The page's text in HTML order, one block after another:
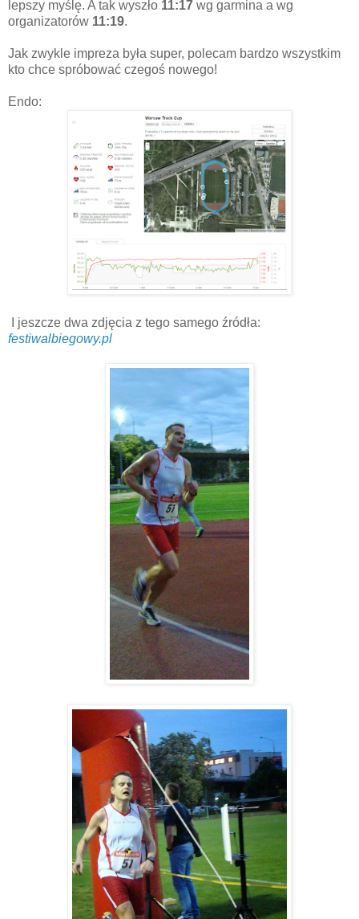
lepszy myślę. A tak wyszło 11:17 wg garmina a wg
organizatorów 11:19.
Jak zwykle impreza była super, polecam bardzo wszystkim
kto chce spróbować czegoś nowego!
Endo:
I jeszcze dwa zdjęcia z tego samego źródła:
festiwalbiegowy.pl